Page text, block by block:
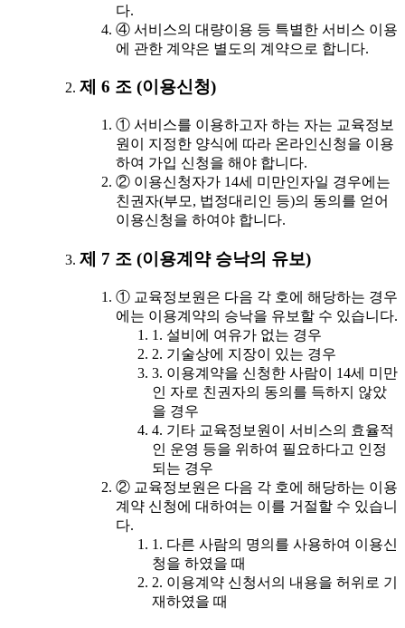
다.
④ 서비스의 대량이용 등 특별한 서비스 이용
에 관한 계약은 별도의 계약으로 합니다.
제 6 조 (이용신청)
① 서비스를 이용하고자 하는 자는 교육정보
원이 지정한 양식에 따라 온라인신청을 이용
하여 가입 신청을 해야 합니다.
② 이용신청자가 14세 미만인자일 경우에는
친권자(부모, 법정대리인 등)의 동의를 얻어
이용신청을 하여야 합니다.
제 7 조 (이용계약 승낙의 유보)
① 교육정보원은 다음 각 호에 해당하는 경우
에는 이용계약의 승낙을 유보할 수 있습니다.
1. 설비에 여유가 없는 경우
2. 기술상에 지장이 있는 경우
3. 이용계약을 신청한 사람이 14세 미만
인 자로 친권자의 동의를 득하지 않았
을 경우
4. 기타 교육정보원이 서비스의 효율적
인 운영 등을 위하여 필요하다고 인정
되는 경우
② 교육정보원은 다음 각 호에 해당하는 이용
계약 신청에 대하여는 이를 거절할 수 있습니
다.
1. 다른 사람의 명의를 사용하여 이용신
청을 하였을 때
2. 이용계약 신청서의 내용을 허위로 기
재하였을 때